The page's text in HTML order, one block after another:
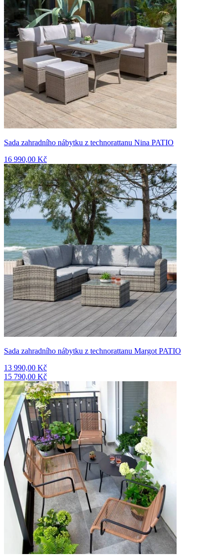
Sada zahradního nábytku z technorattanu Nina PATIO
16 990,00 Kč
Sada zahradního nábytku z technorattanu Margot PATIO
13 990,00 Kč
15 790,00 Kč